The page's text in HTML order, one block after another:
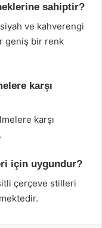
sahiptir?
ve kahverengi
geniş bir renk
karşı
karşı
için uygundur?
çerçeve stilleri